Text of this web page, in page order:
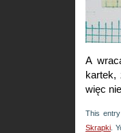
A
kartek,
więc
This
Skrapki .